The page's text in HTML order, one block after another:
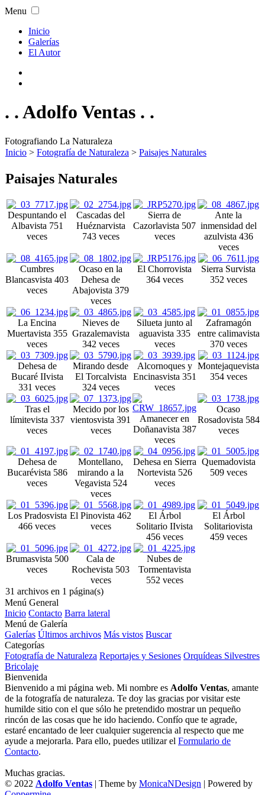
Menu
Inicio
Galerías
El Autor
. . Adolfo Ventas . .
Fotografiando La Naturaleza
Inicio > Fotografía de Naturaleza > Paisajes Naturales
Paisajes Naturales
Despuntando el
Albavista 751
veces
Cascadas del
Huéznarvista
743 veces
Sierra de
Cazorlavista 507
veces
Ante la
inmensidad del
azulvista 436
veces
Cumbres
Blancasvista 403
veces
Ocaso en la
Dehesa de
Abajovista 379
veces
El Chorrovista
364 veces
Sierra Survista
352 veces
La Encina
Muertavista 355
veces
Nieves de
Grazalemavista
342 veces
Silueta junto al
aguavista 335
veces
Zaframagón
entre calimavista
370 veces
Dehesa de
Bucaré IIvista
331 veces
Mirando desde
El Torcalvista
324 veces
Alcornoques y
Encinasvista 351
veces
Montejaquevista
354 veces
Tras el
límitevista 337
veces
Mecido por los
vientosvista 391
veces
Amanecer en
Doñanavista 387
veces
Ocaso
Rosadovista 584
veces
Dehesa de
Bucarévista 586
veces
Montellano,
mirando a la
Vegavista 524
veces
Dehesa en Sierra
Nortevista 526
veces
Quemadovista
509 veces
Los Pradosvista
466 veces
El Pinovista 462
veces
El Árbol
Solitario IIvista
456 veces
El Árbol
Solitariovista
459 veces
Brumasvista 500
veces
Cala de
Rochevista 503
veces
Nubes de
Tormentavista
552 veces
31 archivos en 1 página(s)
Menú General
Inicio Contacto Barra lateral
Menú de Galería
Galerías Últimos archivos Más vistos Buscar
Categorías
Fotografía de Naturaleza Reportajes y Sesiones Orquídeas Silvestres
Bricolaje
Bienvenida
Bienvenido a mi página web. Mi nombre es Adolfo Ventas, amante
de la fotografía de naturaleza. Te doy las gracias por visitar este
humilde sitio con el que sólo he pretendido mostrar un pequeño
rincón de las cosas que he ido haciendo. Confío que te agrade,
estaré encantado de leer cualquier sugerencia al respecto que me
ayude a mejorarla. Para ello, puedes utilizar el Formulario de
Contacto.
Muchas gracias.
© 2022 Adolfo Ventas | Theme by MonicaNDesign | Powered by